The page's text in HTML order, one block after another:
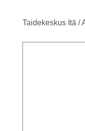
Taidekeskus Itä /